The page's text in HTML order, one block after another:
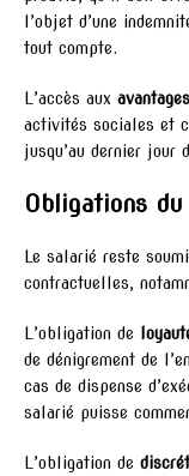
l’objet d’une
tout compte.
L’accès aux
activités sociales et
jusqu’au dernier
Obligations
Le salarié reste
contractuelles,
L’obligation de
de dénigrement de
cas de dispense
salarié puisse
L’obligation de